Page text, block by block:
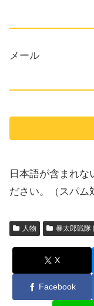
メール
日本語が含まれな
ださい。（スパム
人物 暴太郎戦隊
X
Facebook